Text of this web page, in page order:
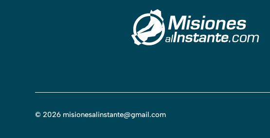
© 2026 misionesalinstante@gmail.com